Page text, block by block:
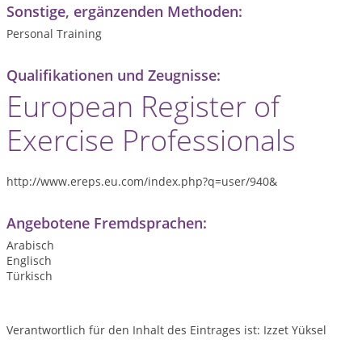
Sonstige, ergänzenden Methoden:
Personal Training
Qualifikationen und Zeugnisse:
European Register of
Exercise Professionals
http://www.ereps.eu.com/index.php?q=user/940&
Angebotene Fremdsprachen:
Arabisch
Englisch
Türkisch
Verantwortlich für den Inhalt des Eintrages ist: Izzet Yüksel